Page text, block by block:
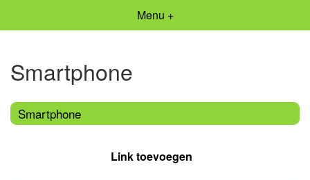
Menu +
Smartphone
Smartphone
Link toevoegen